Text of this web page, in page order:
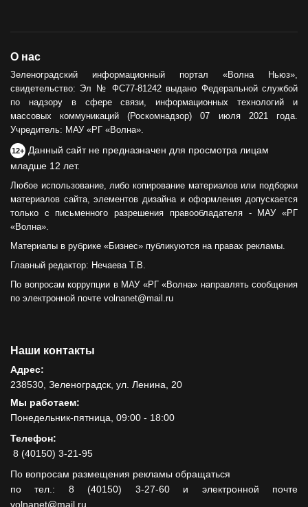
О нас
Зеленоградский информационный портал «Волна Ньюз»,
свидетельство: Эл № ФС77-81242 выдано Федеральной службой
по надзору в сфере связи, информационных технологий и
массовых коммуникаций (Роскомнадзор) 07 июля 2021 года.
Учредитель: МАУ «РГ «Волна».
12+ Данный сайт не предназначен для просмотра лицам
младше 12 лет.
Любое использование, либо копирование материалов или подборки
материалов сайта, элементов дизайна и оформления допускается
только с письменного разрешения правообладателя - МАУ «РГ
«Волна».
Материалы в рубрике «Бизнес» публикуются на правах рекламы.
Главный редактор: Нечаева Т.В.
По вопросам коррупции в МАУ «РГ «Волна» направлять сообщения
по электронной почте volnanet@mail.ru
Наши контакты
Адрес:
238530, Зеленоградск, ул. Ленина, 20
Мы работаем:
Понедельник-пятница, 09:00 - 18:00
Телефон:
8 (40150) 3-21-95
По вопросам размещения рекламы обращаться
по тел.: 8 (40150) 3-27-60 и электронной почте
volnanet@mail.ru